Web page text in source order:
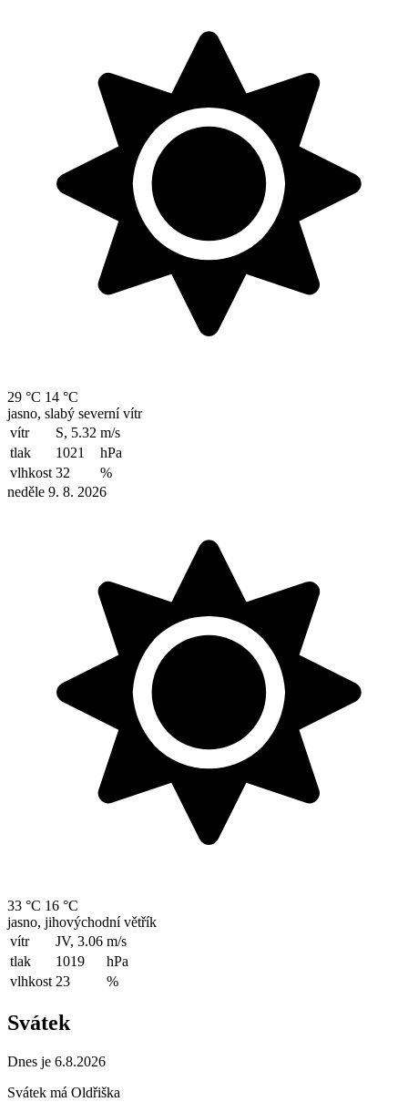
29 °C 14 °C
jasno, slabý severní vítr
vítr
S, 5.32 m/s
tlak
1021
hPa
vlhkost 32
%
neděle 9. 8. 2026
33 °C 16 °C
jasno, jihovýchodní větřík
vítr
JV, 3.06 m/s
tlak
1019
hPa
vlhkost 23 %
Svátek
Dnes je 6.8.2026
Svátek má Oldřiška